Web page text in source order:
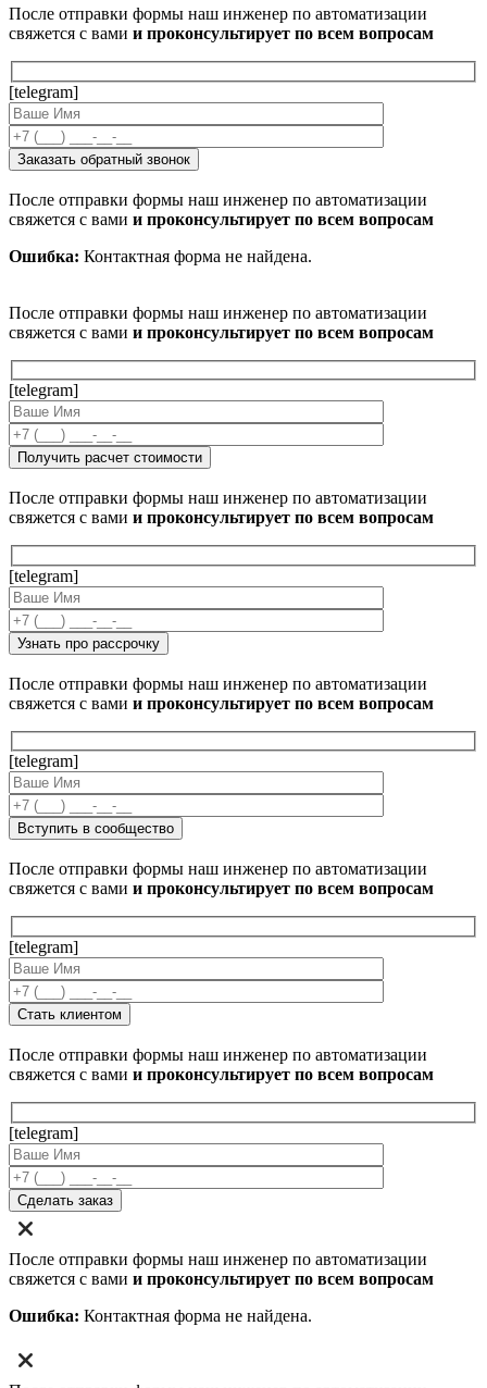
После отправки формы наш инженер по автоматизации
свяжется с вами и проконсультирует по всем вопросам
[telegram]
После отправки формы наш инженер по автоматизации
свяжется с вами и проконсультирует по всем вопросам
Ошибка: Контактная форма не найдена.
После отправки формы наш инженер по автоматизации
свяжется с вами и проконсультирует по всем вопросам
[telegram]
После отправки формы наш инженер по автоматизации
свяжется с вами и проконсультирует по всем вопросам
[telegram]
После отправки формы наш инженер по автоматизации
свяжется с вами и проконсультирует по всем вопросам
[telegram]
После отправки формы наш инженер по автоматизации
свяжется с вами и проконсультирует по всем вопросам
[telegram]
После отправки формы наш инженер по автоматизации
свяжется с вами и проконсультирует по всем вопросам
[telegram]
После отправки формы наш инженер по автоматизации
свяжется с вами и проконсультирует по всем вопросам
Ошибка: Контактная форма не найдена.